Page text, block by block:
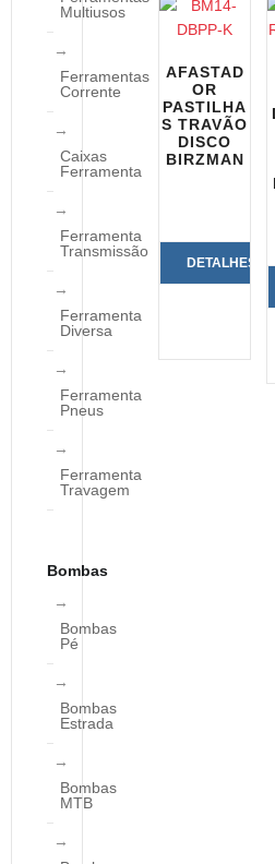
AFASTAD
OR
PASTILHA
S TRAVÃO
DISCO
BIRZMAN
DETALHES
Multiusos
Ferramentas
Corrente
Caixas
Ferramenta
Ferramenta
Transmissão
Ferramenta
Diversa
Ferramenta
Pneus
Ferramenta
Travagem
Bombas
Bombas
Pé
Bombas
Estrada
Bombas
MTB